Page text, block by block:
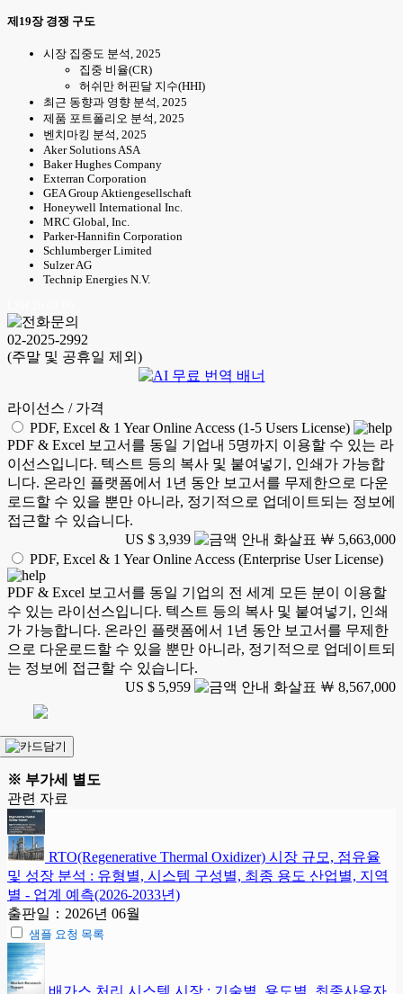
제19장 경쟁 구도
시장 집중도 분석, 2025
집중 비율(CR)
허쉬만 허핀달 지수(HHI)
최근 동향과 영향 분석, 2025
제품 포트폴리오 분석, 2025
벤치마킹 분석, 2025
Aker Solutions ASA
Baker Hughes Company
Exterran Corporation
GEA Group Aktiengesellschaft
Honeywell International Inc.
MRC Global, Inc.
Parker-Hannifin Corporation
Schlumberger Limited
Sulzer AG
Technip Energies N.V.
02-2025-2992
(주말 및 공휴일 제외)
라이선스 / 가격
PDF, Excel & 1 Year Online Access (1-5 Users License)
PDF & Excel 보고서를 동일 기업내 5명까지 이용할 수 있는 라
이선스입니다. 텍스트 등의 복사 및 붙여넣기, 인쇄가 가능합
니다. 온라인 플랫폼에서 1년 동안 보고서를 무제한으로 다운
로드할 수 있을 뿐만 아니라, 정기적으로 업데이트되는 정보에
접근할 수 있습니다.
US $ 3,939
￦ 5,663,000
PDF, Excel & 1 Year Online Access (Enterprise User License)
PDF & Excel 보고서를 동일 기업의 전 세계 모든 분이 이용할
수 있는 라이선스입니다. 텍스트 등의 복사 및 붙여넣기, 인쇄
가 가능합니다. 온라인 플랫폼에서 1년 동안 보고서를 무제한
으로 다운로드할 수 있을 뿐만 아니라, 정기적으로 업데이트되
는 정보에 접근할 수 있습니다.
US $ 5,959
￦ 8,567,000
※ 부가세 별도
관련 자료
RTO(Regenerative Thermal Oxidizer) 시장 규모, 점유율
및 성장 분석 : 유형별, 시스템 구성별, 최종 용도 산업별, 지역
별 - 업계 예측(2026-2033년)
출판일：2026년 06월
샘플 요청 목록
배가스 처리 시스템 시장 : 기술별, 용도별, 최종사용자